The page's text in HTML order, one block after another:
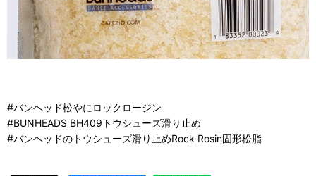
#バンヘッド松やにロックロージン
#BUNHEADS BH409トウシューズ滑り止め
#バンヘッドのトウシューズ滑り止めRock Rosin固形松脂